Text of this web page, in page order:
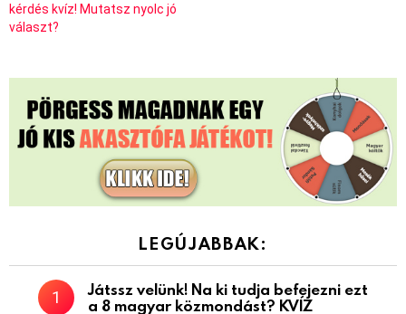
kérdés kvíz! Mutatsz nyolc jó
választ?
LEGÚJABBAK:
Játssz velünk! Na ki tudja befejezni ezt
a 8 magyar közmondást? KVÍZ